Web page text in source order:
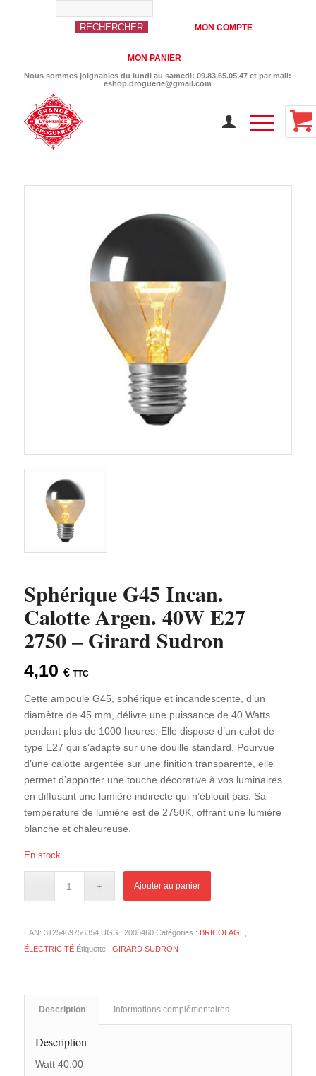
MON COMPTE
MON PANIER
Nous sommes joignables du lundi au samedi: 09.83.65.05.47 et par mail:
eshop.droguerie@gmail.com
Sphérique G45 Incan.
Calotte Argen. 40W E27
2750 – Girard Sudron
4,10 € TTC
Cette ampoule G45, sphérique et incandescente, d’un
diamètre de 45 mm, délivre une puissance de 40 Watts
pendant plus de 1000 heures. Elle dispose d’un culot de
type E27 qui s’adapte sur une douille standard. Pourvue
d’une calotte argentée sur une finition transparente, elle
permet d’apporter une touche décorative à vos luminaires
en diffusant une lumière indirecte qui n’éblouit pas. Sa
température de lumière est de 2750K, offrant une lumière
blanche et chaleureuse.
En stock
Ajouter au panier
EAN: 3125469756354 UGS : 2005460 Catégories : BRICOLAGE,
ÉLECTRICITÉ Étiquette : GIRARD SUDRON
Description Informations complémentaires
Description
Watt 40.00